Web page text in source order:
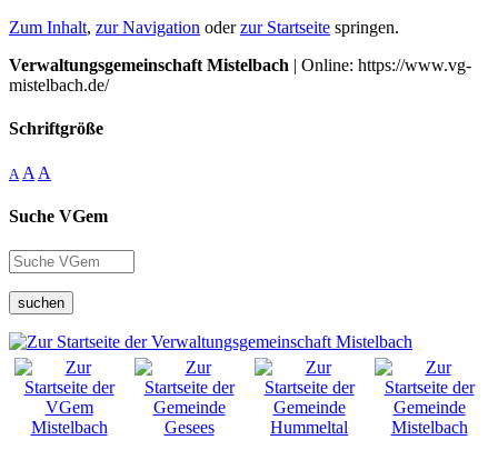
Zum Inhalt, zur Navigation oderzur Startseite springen.
Verwaltungsgemeinschaft Mistelbach | Online: https://www.vg-
mistelbach.de/
Schriftgröße
A A A
Suche VGem
suchen